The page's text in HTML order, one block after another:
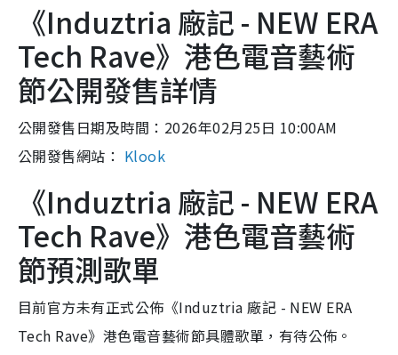
《Induztria 廠記 - NEW ERA
Tech Rave》港色電音藝術
節公開發售詳情
公開發售日期及時間：2026年02月25日 10:00AM
公開發售網站： Klook
《Induztria 廠記 - NEW ERA
Tech Rave》港色電音藝術
節預測歌單
目前官方未有正式公佈《Induztria 廠記 - NEW ERA
Tech Rave》港色電音藝術節具體歌單，有待公佈。